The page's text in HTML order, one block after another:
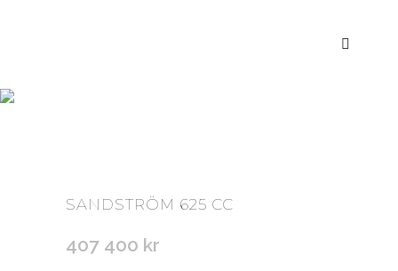
SANDSTRÖM 625 CC
407 400 kr